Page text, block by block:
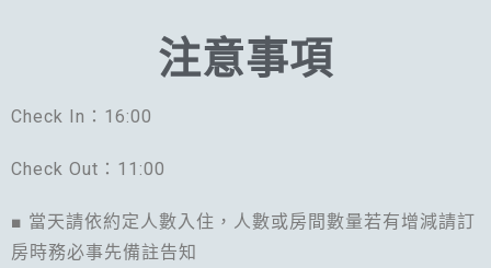
注意事項
Check In：16:00
Check Out：11:00
■ 當天請依約定人數入住，人數或房間數量若有增減請訂
房時務必事先備註告知